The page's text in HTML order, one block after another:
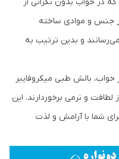
جنس و موادی ساخته
و بدین ترتیب به
بالش طبی میکروفایبر
لطافت و نرمی برخوردارند. این
شما با آرامش و لذت